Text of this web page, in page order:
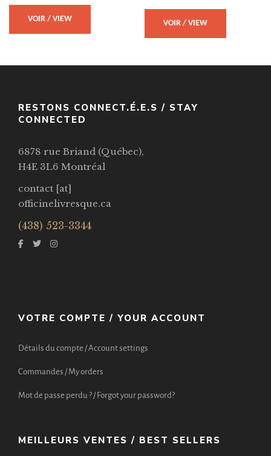
VOIR / VIEW VOIR / VIEW
RESTONS CONNECT.É.E.S / STAY
CONNECTED
6878 rue Briand (Québec),
H4E 3L6 Montréal
contact [at]
officinelivresque.ca
(438) 523-3344
VOTRE COMPTE / YOUR ACCOUNT
Détails du compte / Account settings
Commandes / My orders
Mot de passe perdu ? / Forgot your password?
MEILLEURS VENTES / BEST SELLERS